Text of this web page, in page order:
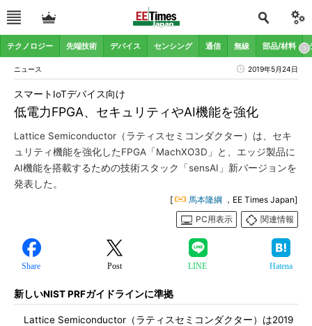
テクノロジー 先端技術 デバイス センシング 通信 無線 部品/材料
ニュース 2019年5月24日
低電力FPGA、セキュリティやAI機能を強化
スマートIoTデバイス向け
Lattice Semiconductor（ラティスセミコンダクター）は、セキ
ュリティ機能を強化したFPGA「MachXO3D」と、エッジ製品に
AI機能を搭載するための技術スタック「sensAI」新バージョンを
発表した。
[ 馬本隆綱 ，EE Times Japan]
PC用表示
関連情報
Share Post LINE Hatena
新しいNIST PRFガイドラインに準拠
Lattice Semiconductor（ラティスセミコンダクター）は2019